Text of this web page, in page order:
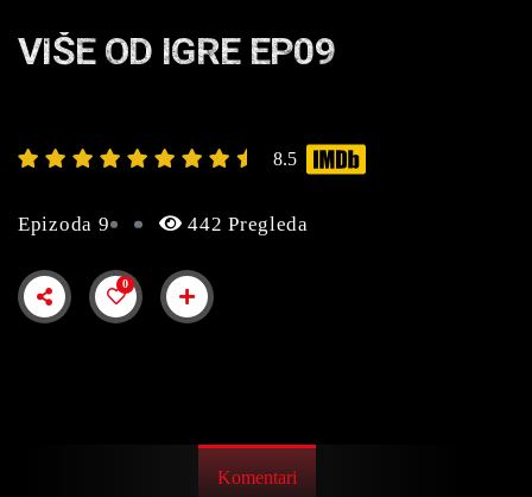
VIŠE OD IGRE EP09
8.5
Epizoda 9 442 Pregleda
0
Komentari